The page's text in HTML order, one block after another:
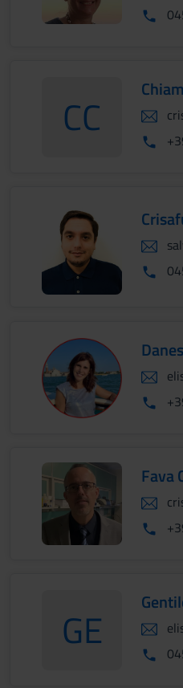
CC
Fava
GEGentilottiElisa